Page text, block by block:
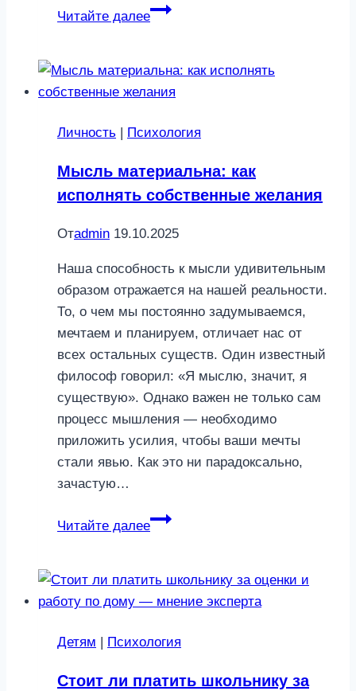
Читайте далее
Какую
выбрать
Личность Психология
Мысль материальна: как
исполнять собственные желания
Отadmin 19.10.2025
Наша способность к мысли удивительным
образом отражается на нашей реальности.
То, о чем мы постоянно задумываемся,
мечтаем и планируем, отличает нас от
всех остальных существ. Один известный
философ говорил: «Я мыслю, значит, я
существую». Однако важен не только сам
процесс мышления — необходимо
приложить усилия, чтобы ваши мечты
стали явью. Как это ни парадоксально,
зачастую…
Читайте далее
Мысль
исполнять
собственные
Детям
Психология
Стоит ли платить школьнику за